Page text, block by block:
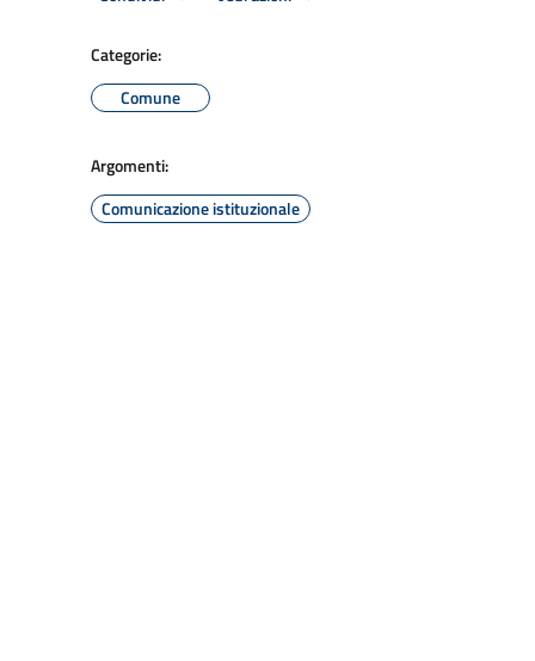
Categorie:
Comune
Argomenti:
Comunicazione istituzionale